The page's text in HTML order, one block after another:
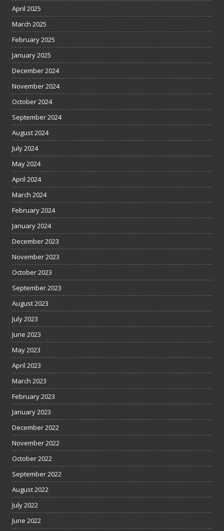
April 2025
March 2025
February 2025
January 2025
December 2024
November 2024
October 2024
September 2024
August 2024
July 2024
May 2024
April 2024
March 2024
February 2024
January 2024
December 2023
November 2023
October 2023
September 2023
August 2023
July 2023
June 2023
May 2023
April 2023
March 2023
February 2023
January 2023
December 2022
November 2022
October 2022
September 2022
August 2022
July 2022
June 2022